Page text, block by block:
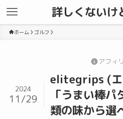
詳しくないけ
ホーム ゴルフ
アフィ
elitegrips (エ
「うまい棒
類の味から選
2024
11/29